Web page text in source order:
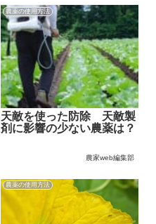
農薬の使用方法
天敵を使った防除 天敵製
剤に影響の少ない農薬は？
農家web編集部
農薬の使用方法